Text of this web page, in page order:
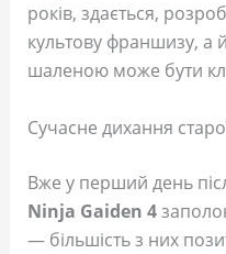
років, здається,
культову франшизу, а
шаленою може бути
Сучасне дихання
Вже у перший день
Ninja Gaiden 4
— більшість з них